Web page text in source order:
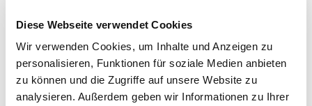
Diese Webseite verwendet Cookies
Wir verwenden Cookies, um Inhalte und Anzeigen zu
personalisieren, Funktionen für soziale Medien anbieten
zu können und die Zugriffe auf unsere Website zu
analysieren. Außerdem geben wir Informationen zu Ihrer
Haltestelle:Michelsberg Buslinie 6